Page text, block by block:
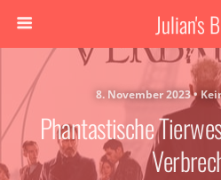
Julian's
8. November 2023 •
Phantastische